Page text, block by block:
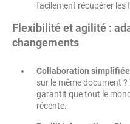
facilement récupérer les
Flexibilité et agilité :
changements
Collaboration
sur le même document
garantit que tout le
récente.